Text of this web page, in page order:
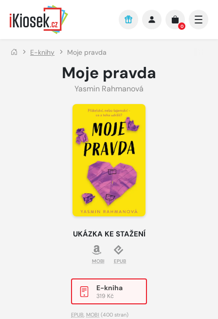
Přejít na hlavní obsah
0
E-knihy Moje pravda
Moje pravda
Yasmin Rahmanová
UKÁZKA KE STAŽENÍ
MOBI EPUB
E-kniha
319 Kč
EPUB, MOBI (400 stran)